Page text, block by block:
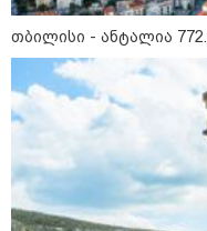
ოკუპირებულ
დეფიციტია,
შეზღუდვა
ინფორმაციას
კვლევის
თბილისი - ანტალია